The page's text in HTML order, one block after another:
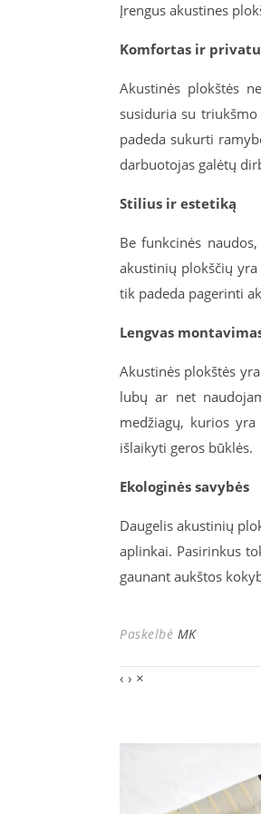
Įrengus akustines
Komfortas ir
Akustinės plokštės
susiduria su
padeda sukurti
darbuotojas galėtų
Stilius ir estetiką
Be funkcinės
akustinių plokščių
tik padeda pagerinti
Lengvas
Akustinės plokštės
lubų ar net
medžiagų, kurios
išlaikyti geros būklės.
Ekologinės savybės
Daugelis akustinių
aplinkai. Pasirinkus
gaunant aukštos
Paskelbė MK
‹ › ×